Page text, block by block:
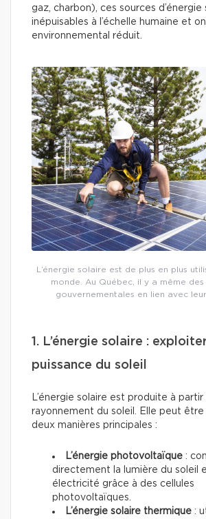
gaz, charbon), ces sources d’énergie
inépuisables à l’échelle humaine et
environnemental réduit.
L’énergie solaire est de plus en plus
monde. Au Québec, il y a même des
gouvernementales en lien avec
1. L’énergie solaire :
puissance du soleil
L’énergie solaire est produite à partir
rayonnement du soleil. Elle peut
deux manières principales :
L’énergie photovoltaïque :
directement la lumière du soleil
électricité grâce à des cellules
photovoltaïques.
L’énergie solaire thermique :